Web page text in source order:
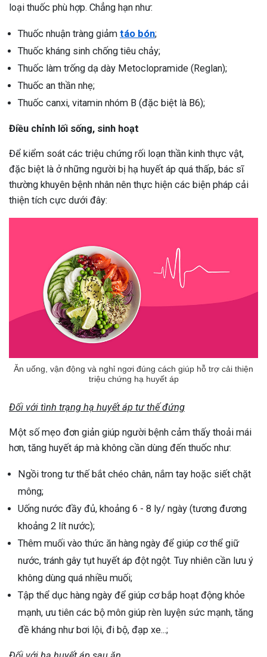
loại thuốc phù hợp. Chẳng hạn như:
Thuốc nhuận tràng giảm táo bón;
Thuốc kháng sinh chống tiêu chảy;
Thuốc làm trống dạ dày Metoclopramide (Reglan);
Thuốc an thần nhẹ;
Thuốc canxi, vitamin nhóm B (đặc biệt là B6);
Điều chỉnh lối sống, sinh hoạt
Để kiểm soát các triệu chứng rối loạn thần kinh thực vật,
đặc biệt là ở những người bị hạ huyết áp quá thấp, bác sĩ
thường khuyên bệnh nhân nên thực hiện các biện pháp cải
thiện tích cực dưới đây:
Ăn uống, vận động và nghỉ ngơi đúng cách giúp hỗ trợ cải thiện
triệu chứng hạ huyết áp
Đối với tình trạng hạ huyết áp tư thế đứng
Một số mẹo đơn giản giúp người bệnh cảm thấy thoải mái
hơn, tăng huyết áp mà không cần dùng đến thuốc như:
Ngồi trong tư thế bắt chéo chân, nắm tay hoặc siết chặt
mông;
Uống nước đầy đủ, khoảng 6 - 8 ly/ ngày (tương đương
khoảng 2 lít nước);
Thêm muối vào thức ăn hàng ngày để giúp cơ thể giữ
nước, tránh gây tụt huyết áp đột ngột. Tuy nhiên cần lưu ý
không dùng quá nhiều muối;
Tập thể dục hàng ngày để giúp cơ bắp hoạt động khỏe
mạnh, ưu tiên các bộ môn giúp rèn luyện sức mạnh, tăng
đề kháng như bơi lội, đi bộ, đạp xe...;